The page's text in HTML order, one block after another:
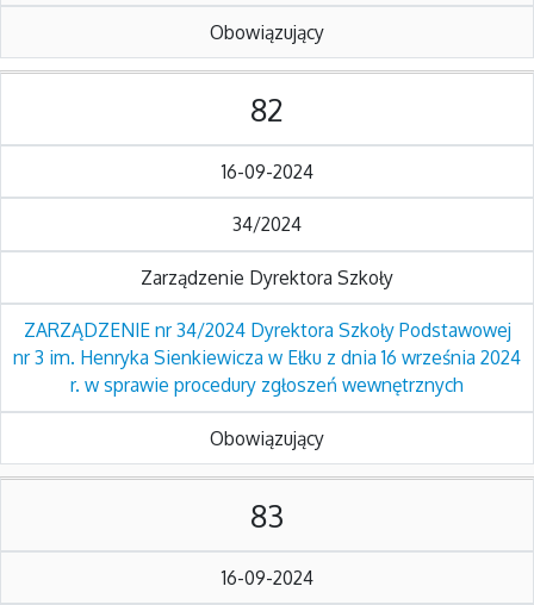
Obowiązujący
82
16-09-2024
34/2024
Zarządzenie Dyrektora Szkoły
ZARZĄDZENIE nr 34/2024 Dyrektora Szkoły Podstawowej
nr 3 im. Henryka Sienkiewicza w Ełku z dnia 16 września 2024
r. w sprawie procedury zgłoszeń wewnętrznych
Obowiązujący
83
16-09-2024